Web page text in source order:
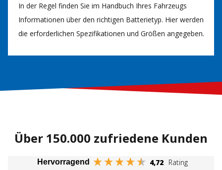
In der Regel finden Sie im Handbuch Ihres Fahrzeugs
Informationen über den richtigen Batterietyp. Hier werden
die erforderlichen Spezifikationen und Größen angegeben.
Über 150.000 zufriedene Kunden
Hervorragend 4,72 Rating